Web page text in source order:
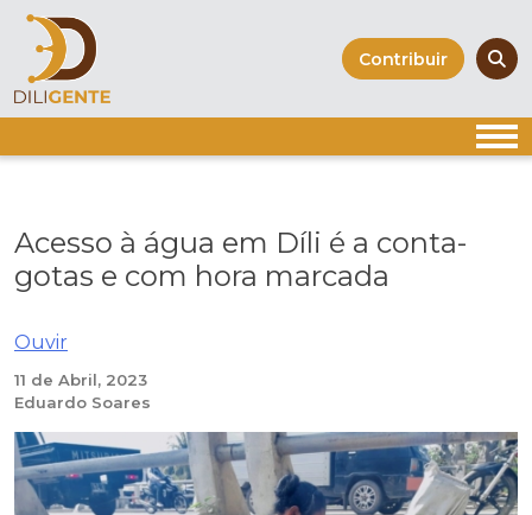
Skip
content
Contribuir
Acesso à água em Díli é a conta-
gotas e com hora marcada
Ouvir
11 de Abril, 2023
Eduardo Soares